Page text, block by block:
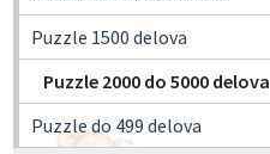
Puzzle 1500 delova
Puzzle 2000 do 5000 delova
Puzzle do 499 delova